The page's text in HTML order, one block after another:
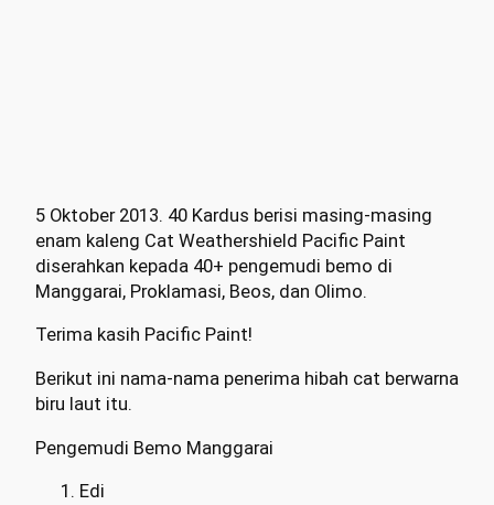
5 Oktober 2013. 40 Kardus berisi masing-masing
enam kaleng Cat Weathershield Pacific Paint
diserahkan kepada 40+ pengemudi bemo di
Manggarai, Proklamasi, Beos, dan Olimo.
Terima kasih Pacific Paint!
Berikut ini nama-nama penerima hibah cat berwarna
biru laut itu.
Pengemudi Bemo Manggarai
Edi